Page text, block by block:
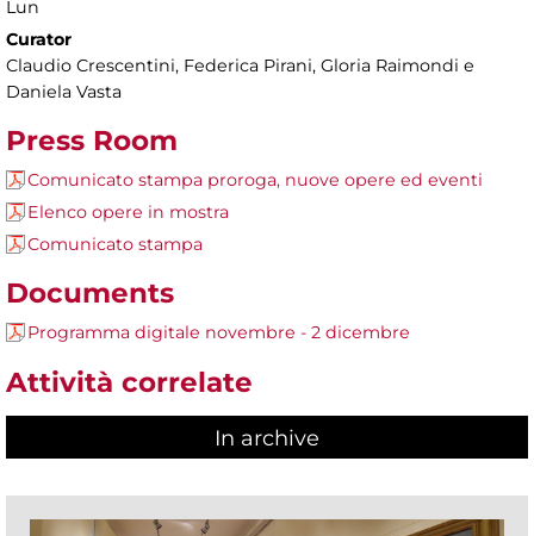
Lun
Curator
Claudio Crescentini, Federica Pirani, Gloria Raimondi e
Daniela Vasta
Press Room
Comunicato stampa proroga, nuove opere ed eventi
Elenco opere in mostra
Comunicato stampa
Documents
Programma digitale novembre - 2 dicembre
Attività correlate
In archive